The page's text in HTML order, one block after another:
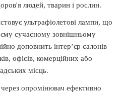
людей, тварин і рослин.
ультрафіолетові лампи, що
сучасному зовнішньому
доповнить інтер’єр салонів
офісів, комерційних або
місць.
опромінювач ефективно